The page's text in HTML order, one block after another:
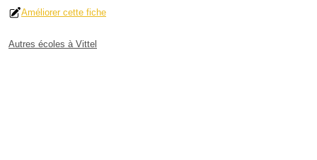
Améliorer cette fiche
Autres écoles à Vittel